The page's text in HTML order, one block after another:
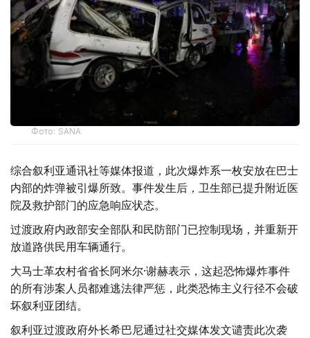
Фото: SANA
综合叙利亚通讯社等媒体报道，此次爆炸系一枚安放在巴士
内部的炸弹被引爆所致。事件发生后，卫生部已提升附近医
院及救护部门的应急响应状态。
过渡政府内政部安全部队和民防部门已控制现场，并重新开
放道路供民用车辆通行。
大马士革农村省省长阿米尔·谢赫表示，这起恐怖爆炸事件
的所有涉案人员都难逃法律严惩，此类恐怖主义行径不会破
坏叙利亚团结。
叙利亚过渡政府外长希巴尼通过社交媒体发文谴责此次袭